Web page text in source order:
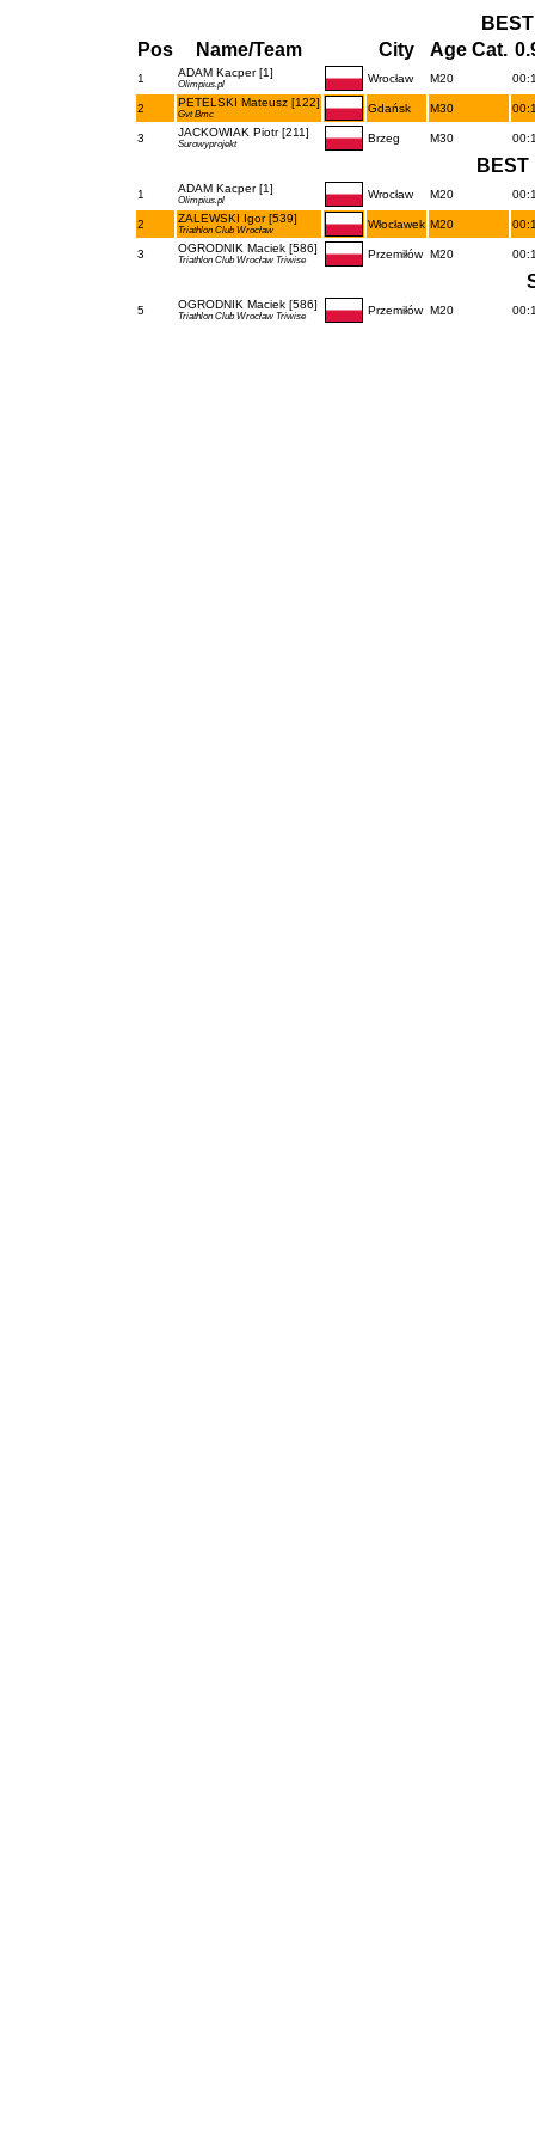
Pos
Name/Team City Age Cat.
1 ADAM Kacper [1]
Olimpius.pl Wrocław M20
2 PETELSKI Mateusz [122]
Gvt Bmc Gdańsk M30
3 JACKOWIAK Piotr [211]
Surowyprojekt Brzeg M30
BEST
1 ADAM Kacper [1]
Olimpius.pl Wrocław M20
2 ZALEWSKI Igor [539]
Triathlon Club Wrocław Włocławek M20
3 OGRODNIK Maciek [586]
Triathlon Club Wrocław Triwise Przemiłów M20
5 OGRODNIK Maciek [586]
Triathlon Club Wrocław Triwise Przemiłów M20